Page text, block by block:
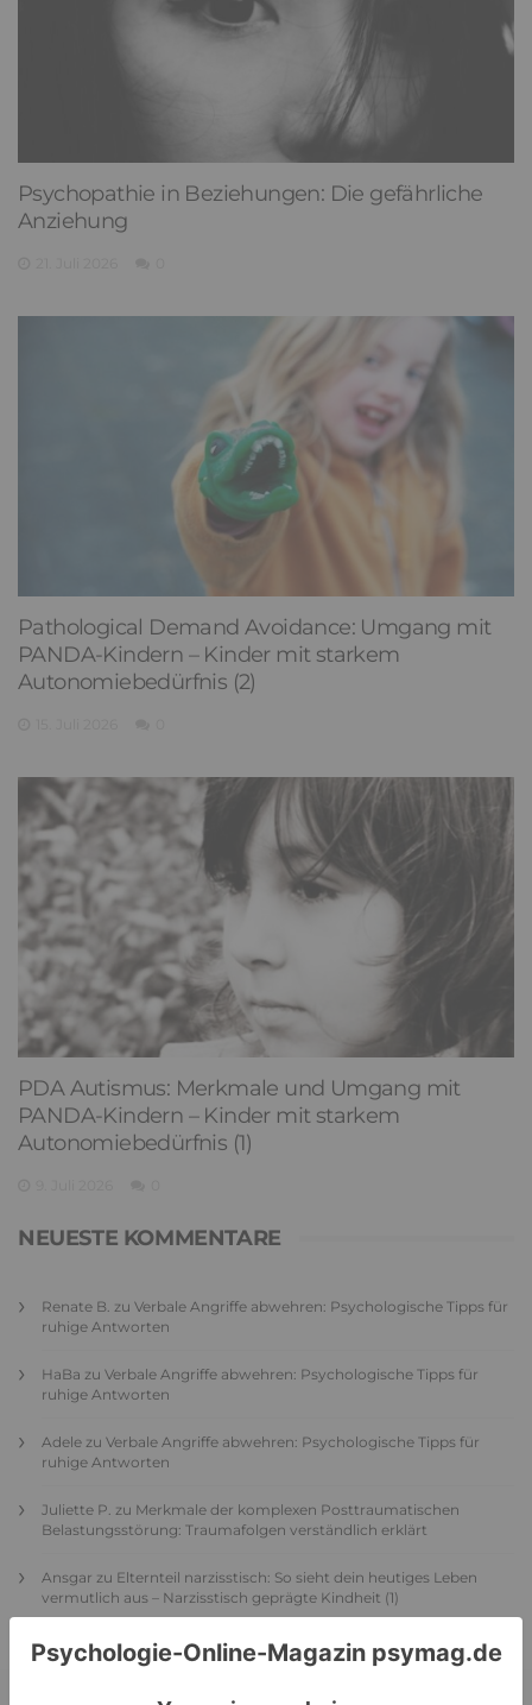
Psychopathie in Beziehungen: Die gefährliche
Anziehung
Pathological Demand Avoidance: Umgang mit
PANDA-Kindern – Kinder mit starkem
Autonomiebedürfnis (2)
PDA Autismus: Merkmale und Umgang mit
PANDA-Kindern – Kinder mit starkem
Autonomiebedürfnis (1)
NEUESTE KOMMENTARE
Renate B. zu Verbale Angriffe abwehren: Psychologische Tipps für
ruhige Antworten
HaBa zu Verbale Angriffe abwehren: Psychologische Tipps für
ruhige Antworten
Adele zu Verbale Angriffe abwehren: Psychologische Tipps für
ruhige Antworten
Juliette P. zu Merkmale der komplexen Posttraumatischen
Belastungsstörung: Traumafolgen verständlich erklärt
Ansgar zu Elternteil narzisstisch: So sieht dein heutiges Leben
vermutlich aus – Narzisstisch geprägte Kindheit (1)